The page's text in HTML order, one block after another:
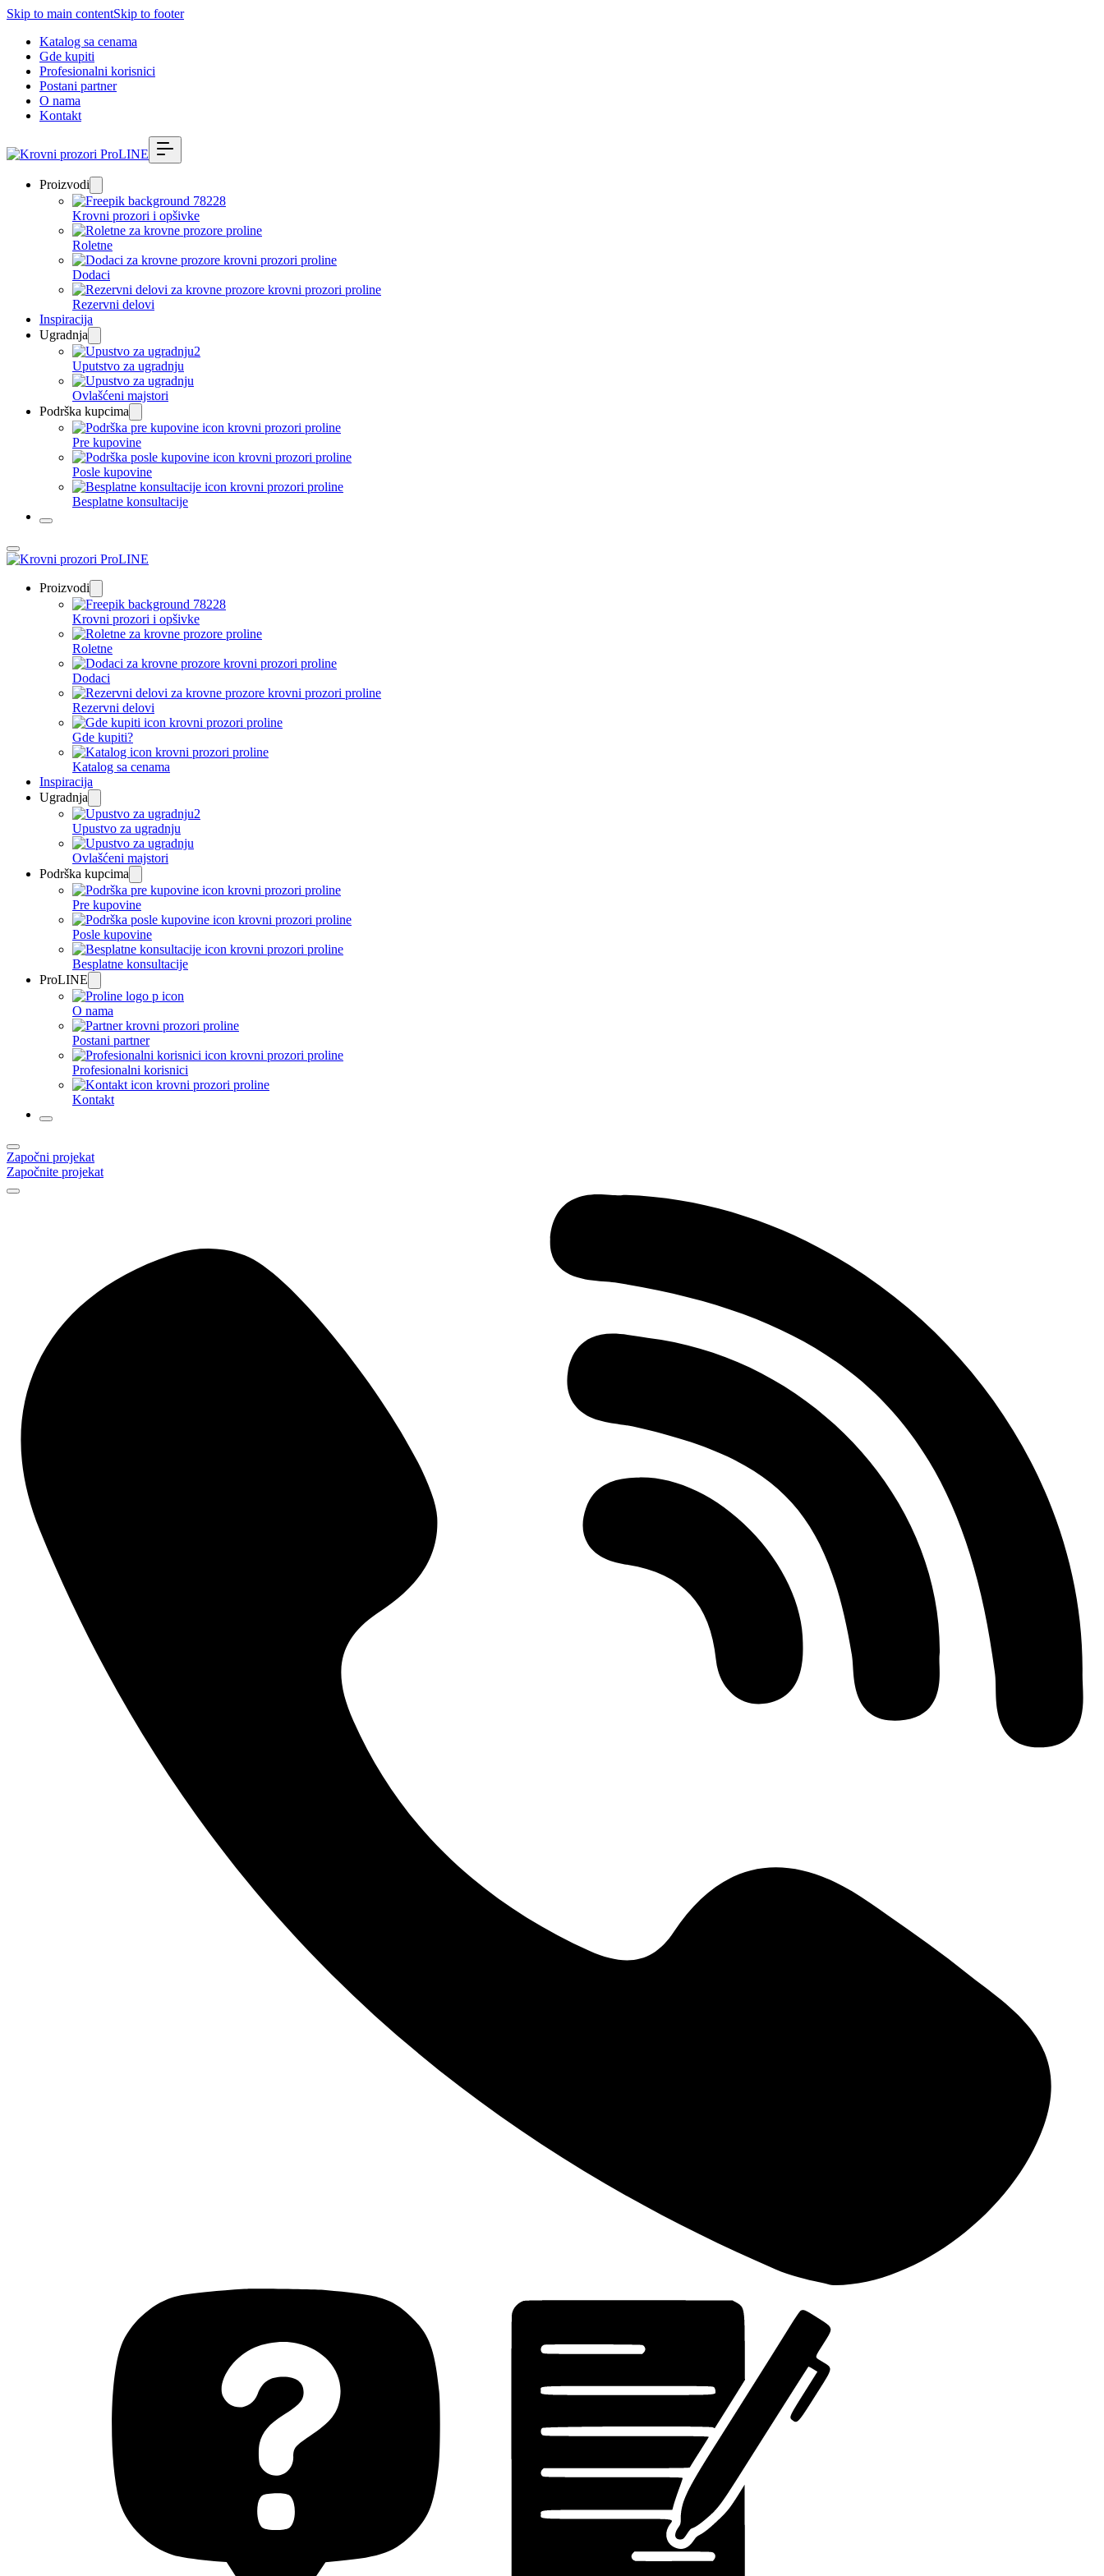
Skip to main contentSkip to footer
Katalog sa cenama
Gde kupiti
Profesionalni korisnici
Postani partner
O nama
Kontakt
Proizvodi
Krovni prozori i opšivke
Roletne
Dodaci
Rezervni delovi
Inspiracija
Ugradnja
Uputstvo za ugradnju
Ovlašćeni majstori
Podrška kupcima
Pre kupovine
Posle kupovine
Besplatne konsultacije
Proizvodi
Krovni prozori i opšivke
Roletne
Dodaci
Rezervni delovi
Gde kupiti?
Katalog sa cenama
Inspiracija
Ugradnja
Upustvo za ugradnju
Ovlašćeni majstori
Podrška kupcima
Pre kupovine
Posle kupovine
Besplatne konsultacije
ProLINE
O nama
Postani partner
Profesionalni korisnici
Kontakt
Započni projekat
Započnite projekat